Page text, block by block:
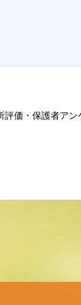
価・保護者アン